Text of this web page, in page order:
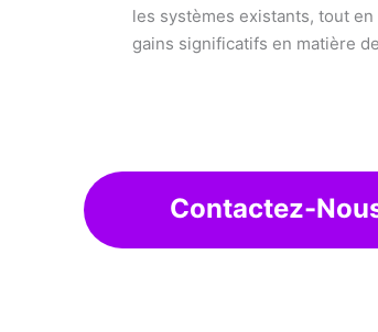
les systèmes existants, tout
gains significatifs en matière
Contactez-